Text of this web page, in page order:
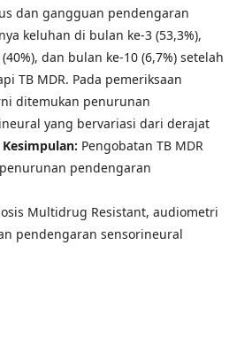
dan gangguan pendengaran
keluhan di bulan ke-3 (53,3%),
dan bulan ke-10 (6,7%) setelah
TB MDR. Pada pemeriksaan
ditemukan penurunan
yang bervariasi dari derajat
Kesimpulan: Pengobatan TB MDR
pendengaran
Multidrug Resistant, audiometri
pendengaran sensorineural